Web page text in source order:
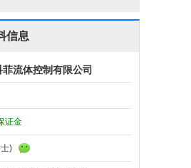
信息
菲流体控制有限公司
证金
士)